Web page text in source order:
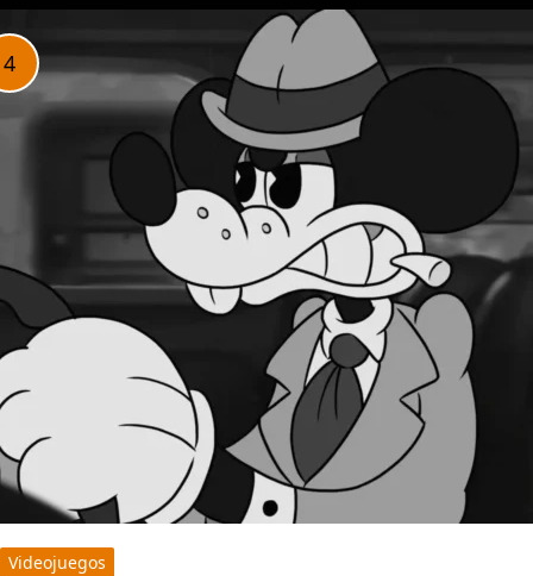
Videojuegos